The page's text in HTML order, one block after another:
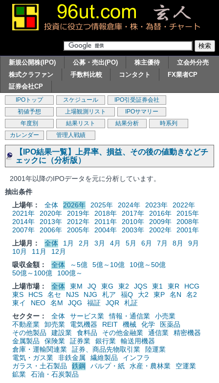
新規公開株(IPO) 公募・売出(PO) 株主優待
立会外分売
株式クラファン
手数料比較 コンタクト
FX業者CP
証券会社CP
IPOトップ スケジュール
IPO引受証券会社
初値予想
上場観測リスト
IPOサマリー
年度別
結果リスト 結果分析
時系列
カレンダー
管理人戦績
【IPO結果一覧】上昇率、損益、その後の値動きなどチ
ェックに（分析版）
2001年以降のIPOデータを元に分析しています。
抽出条件
上場年：
全体 2026年 2025年 2024年 2023年
2022年
2021年
2020年 2019年 2018年 2017年 2016年
2015年
2014年
2013年 2012年 2011年 2010年 2009年
2008年
2007年
2006年 2005年 2004年 2003年 2002年
2001年
上場月：
全体 1月 2月 3月 4月 5月 6月 7月 8月
9月
10月
11月
12月
吸収金額：
全体 ～5億 5億～10億
10億～50億
50億～100億
100億～
上場市場：
全体 東M JQ 東G 東2 JQS 東1 東R
HCG
東S
HCS 名セ NJS NJG 札ア 福Q 大2 東P 名N
名2
東イ
NEO 名M JQG 福証 JQR
札証
セクター：
全体 サービス業 情報・通信業
小売業
不動産業
卸売業 電気機器 REIT 機械 化学
医薬品
その他製品
建設業 食料品 その他金融業 通信業
精密機器
金属製品
保険業 証券業 銀行業
輸送用機器
倉庫・運輸関連業
証券、商品先物取引業
陸運業
電気・ガス業
非鉄金属 繊維製品
インフラ
ガラス・土石製品
鉄鋼 パルプ・紙 水産・農林業
空運業
鉱業
石油・石炭製品